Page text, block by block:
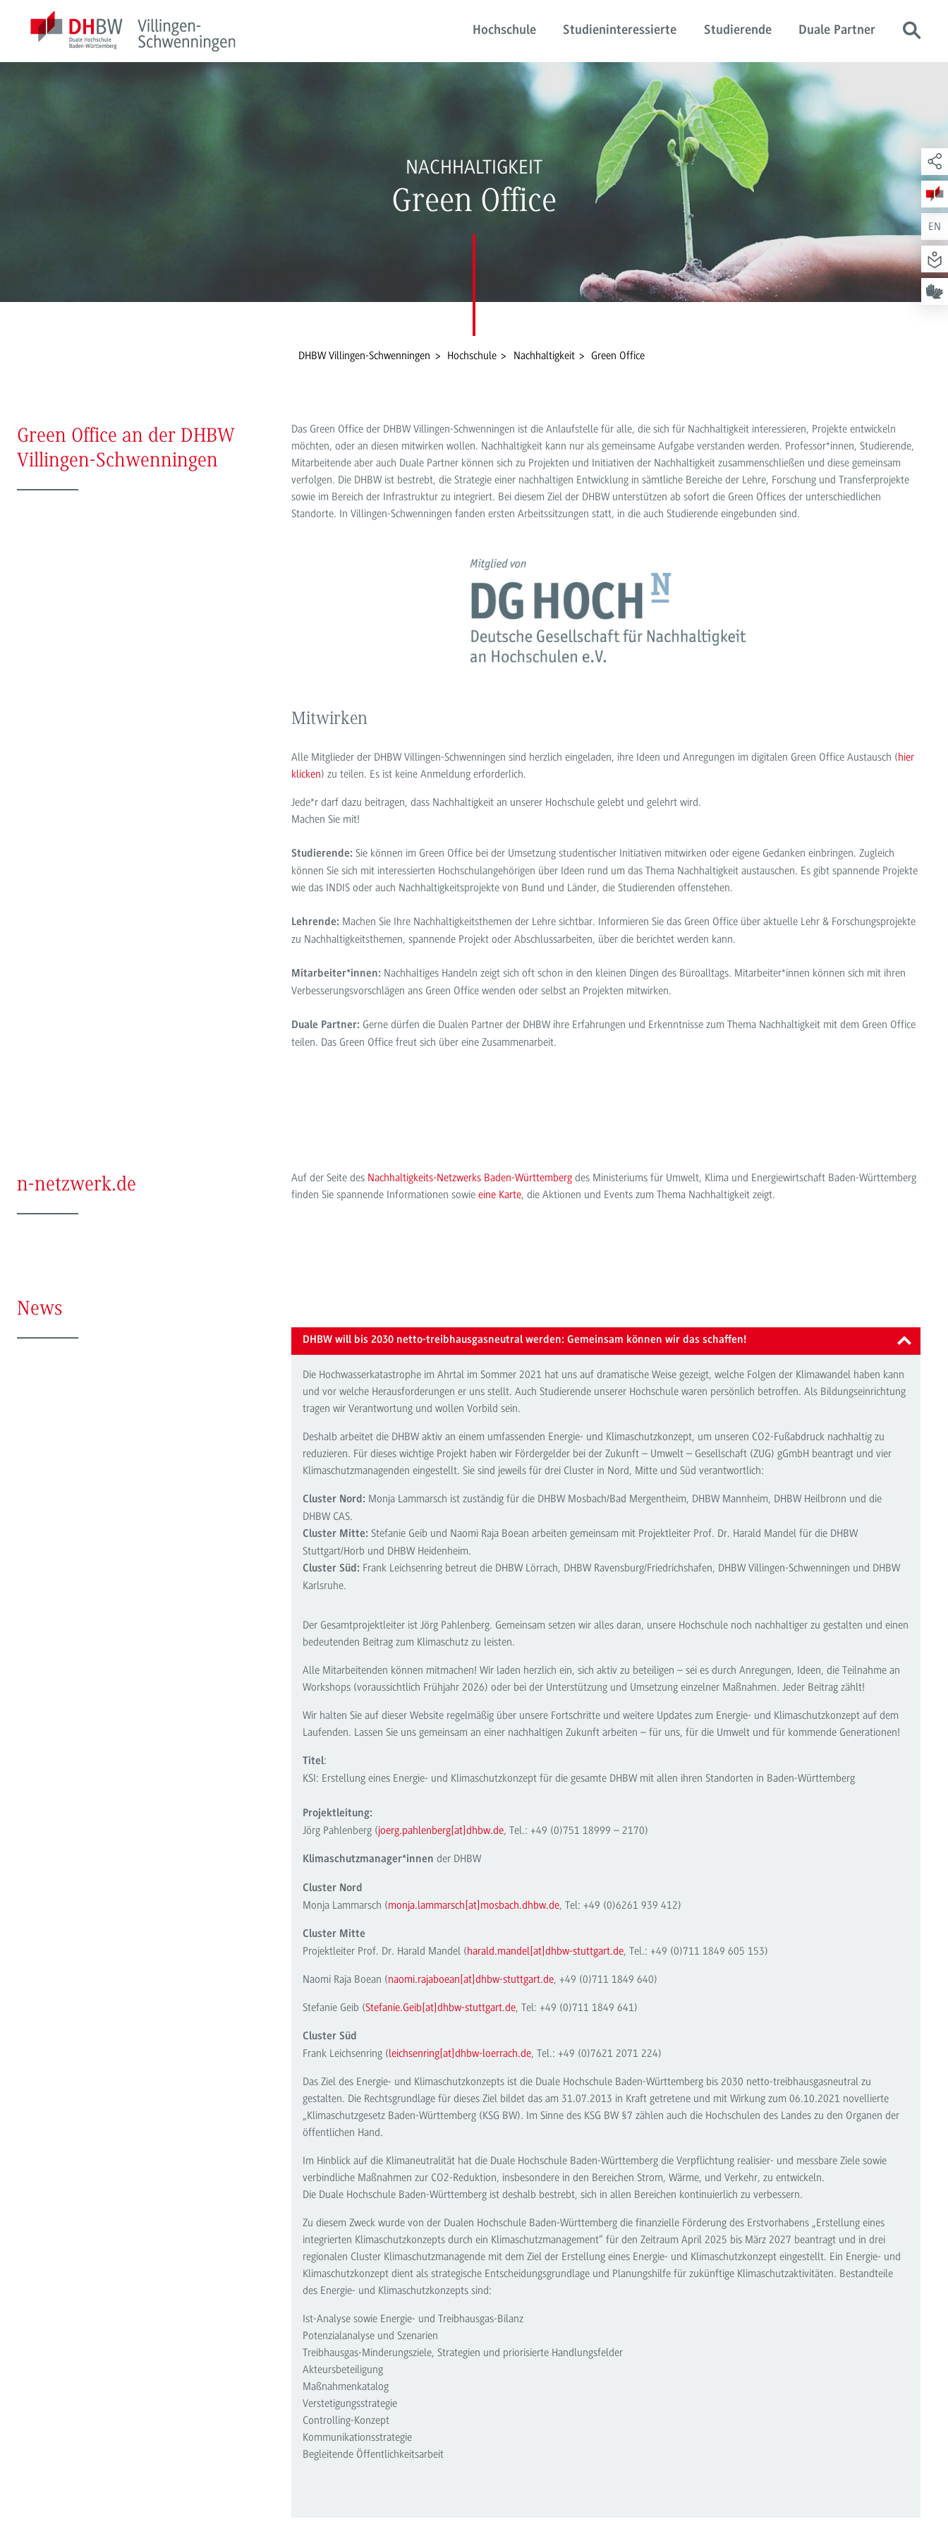
Hochschule Studieninteressierte Studierende Duale Partner
NACHHALTIGKEIT
Green Office
EN
DHBW Villingen-Schwenningen Hochschule Nachhaltigkeit Green Office
Green Office an der DHBW
Villingen-Schwenningen
Das Green Office der DHBW Villingen-Schwenningen ist die Anlaufstelle für alle, die sich für Nachhaltigkeit interessieren, Projekte entwickeln
möchten, oder an diesen mitwirken wollen. Nachhaltigkeit kann nur als gemeinsame Aufgabe verstanden werden. Professor*innen, Studierende,
Mitarbeitende aber auch Duale Partner können sich zu Projekten und Initiativen der Nachhaltigkeit zusammenschließen und diese gemeinsam
verfolgen. Die DHBW ist bestrebt, die Strategie einer nachhaltigen Entwicklung in sämtliche Bereiche der Lehre, Forschung und Transferprojekte
sowie im Bereich der Infrastruktur zu integriert. Bei diesem Ziel der DHBW unterstützen ab sofort die Green Offices der unterschiedlichen
Standorte. In Villingen-Schwenningen fanden ersten Arbeitssitzungen statt, in die auch Studierende eingebunden sind.
Mitwirken
Alle Mitglieder der DHBW Villingen-Schwenningen sind herzlich eingeladen, ihre Ideen und Anregungen im digitalen Green Office Austausch (hier
klicken) zu teilen. Es ist keine Anmeldung erforderlich.
Jede*r darf dazu beitragen, dass Nachhaltigkeit an unserer Hochschule gelebt und gelehrt wird.
Machen Sie mit!
Studierende: Sie können im Green Office bei der Umsetzung studentischer Initiativen mitwirken oder eigene Gedanken einbringen. Zugleich
können Sie sich mit interessierten Hochschulangehörigen über Ideen rund um das Thema Nachhaltigkeit austauschen. Es gibt spannende Projekte
wie das INDIS oder auch Nachhaltigkeitsprojekte von Bund und Länder, die Studierenden offenstehen.
Lehrende: Machen Sie Ihre Nachhaltigkeitsthemen der Lehre sichtbar. Informieren Sie das Green Office über aktuelle Lehr & Forschungsprojekte
zu Nachhaltigkeitsthemen, spannende Projekt oder Abschlussarbeiten, über die berichtet werden kann.
Mitarbeiter*innen: Nachhaltiges Handeln zeigt sich oft schon in den kleinen Dingen des Büroalltags. Mitarbeiter*innen können sich mit ihren
Verbesserungsvorschlägen ans Green Office wenden oder selbst an Projekten mitwirken.
Duale Partner: Gerne dürfen die Dualen Partner der DHBW ihre Erfahrungen und Erkenntnisse zum Thema Nachhaltigkeit mit dem Green Office
teilen. Das Green Office freut sich über eine Zusammenarbeit.
n-netzwerk.de Auf der Seite des Nachhaltigkeits-Netzwerks Baden-Württemberg des Ministeriums für Umwelt, Klima und Energiewirtschaft Baden-Württemberg
finden Sie spannende Informationen sowieeine Karte, die Aktionen und Events zum Thema Nachhaltigkeit zeigt.
News
DHBW will bis 2030 netto-treibhausgasneutral werden: Gemeinsam können wir das schaffen!
Die Hochwasserkatastrophe im Ahrtal im Sommer 2021 hat uns auf dramatische Weise gezeigt, welche Folgen der Klimawandel haben kann
und vor welche Herausforderungen er uns stellt. Auch Studierende unserer Hochschule waren persönlich betroffen. Als Bildungseinrichtung
tragen wir Verantwortung und wollen Vorbild sein.
Deshalb arbeitet die DHBW aktiv an einem umfassenden Energie- und Klimaschutzkonzept, um unseren CO2-Fußabdruck nachhaltig zu
reduzieren. Für dieses wichtige Projekt haben wir Fördergelder bei der Zukunft – Umwelt – Gesellschaft (ZUG) gGmbH beantragt und vier
Klimaschutzmanagenden eingestellt. Sie sind jeweils für drei Cluster in Nord, Mitte und Süd verantwortlich:
Cluster Nord: Monja Lammarsch ist zuständig für die DHBW Mosbach/Bad Mergentheim, DHBW Mannheim, DHBW Heilbronn und die
DHBW CAS.
Cluster Mitte: Stefanie Geib und Naomi Raja Boean arbeiten gemeinsam mit Projektleiter Prof. Dr. Harald Mandel für die DHBW
Stuttgart/Horb und DHBW Heidenheim.
Cluster Süd: Frank Leichsenring betreut die DHBW Lörrach, DHBW Ravensburg/Friedrichshafen, DHBW Villingen-Schwenningen und DHBW
Karlsruhe.
Der Gesamtprojektleiter ist Jörg Pahlenberg. Gemeinsam setzen wir alles daran, unsere Hochschule noch nachhaltiger zu gestalten und einen
bedeutenden Beitrag zum Klimaschutz zu leisten.
Alle Mitarbeitenden können mitmachen! Wir laden herzlich ein, sich aktiv zu beteiligen – sei es durch Anregungen, Ideen, die Teilnahme an
Workshops (voraussichtlich Frühjahr 2026) oder bei der Unterstützung und Umsetzung einzelner Maßnahmen. Jeder Beitrag zählt!
Wir halten Sie auf dieser Website regelmäßig über unsere Fortschritte und weitere Updates zum Energie- und Klimaschutzkonzept auf dem
Laufenden. Lassen Sie uns gemeinsam an einer nachhaltigen Zukunft arbeiten – für uns, für die Umwelt und für kommende Generationen!
Titel:
KSI: Erstellung eines Energie- und Klimaschutzkonzept für die gesamte DHBW mit allen ihren Standorten in Baden-Württemberg
Projektleitung:
Jörg Pahlenberg (joerg.pahlenberg[at]dhbw.de, Tel.: +49 (0)751 18999 – 2170)
Klimaschutzmanager*innen der DHBW
Cluster Nord
Monja Lammarsch (monja.lammarsch[at]mosbach.dhbw.de, Tel: +49 (0)6261 939 412)
Cluster Mitte
Projektleiter Prof. Dr. Harald Mandel (harald.mandel[at]dhbw-stuttgart.de, Tel.: +49 (0)711 1849 605 153)
Naomi Raja Boean (naomi.rajaboean[at]dhbw-stuttgart.de, +49 (0)711 1849 640)
Stefanie Geib (Stefanie.Geib[at]dhbw-stuttgart.de, Tel: +49 (0)711 1849 641)
Cluster Süd
Frank Leichsenring (leichsenring[at]dhbw-loerrach.de, Tel.: +49 (0)7621 2071 224)
Das Ziel des Energie- und Klimaschutzkonzepts ist die Duale Hochschule Baden-Württemberg bis 2030 netto-treibhausgasneutral zu
gestalten. Die Rechtsgrundlage für dieses Ziel bildet das am 31.07.2013 in Kraft getretene und mit Wirkung zum 06.10.2021 novellierte
„Klimaschutzgesetz Baden-Württemberg (KSG BW). Im Sinne des KSG BW §7 zählen auch die Hochschulen des Landes zu den Organen der
öffentlichen Hand.
Im Hinblick auf die Klimaneutralität hat die Duale Hochschule Baden-Württemberg die Verpflichtung realisier- und messbare Ziele sowie
verbindliche Maßnahmen zur CO2-Reduktion, insbesondere in den Bereichen Strom, Wärme, und Verkehr, zu entwickeln.
Die Duale Hochschule Baden-Württemberg ist deshalb bestrebt, sich in allen Bereichen kontinuierlich zu verbessern.
Zu diesem Zweck wurde von der Dualen Hochschule Baden-Württemberg die finanzielle Förderung des Erstvorhabens „Erstellung eines
integrierten Klimaschutzkonzepts durch ein Klimaschutzmanagement“ für den Zeitraum April 2025 bis März 2027 beantragt und in drei
regionalen Cluster Klimaschutzmanagende mit dem Ziel der Erstellung eines Energie- und Klimaschutzkonzept eingestellt. Ein Energie- und
Klimaschutzkonzept dient als strategische Entscheidungsgrundlage und Planungshilfe für zukünftige Klimaschutzaktivitäten. Bestandteile
des Energie- und Klimaschutzkonzepts sind:
Ist-Analyse sowie Energie- und Treibhausgas-Bilanz
Potenzialanalyse und Szenarien
Treibhausgas-Minderungsziele, Strategien und priorisierte Handlungsfelder
Akteursbeteiligung
Maßnahmenkatalog
Verstetigungsstrategie
Controlling-Konzept
Kommunikationsstrategie
Begleitende Öffentlichkeitsarbeit